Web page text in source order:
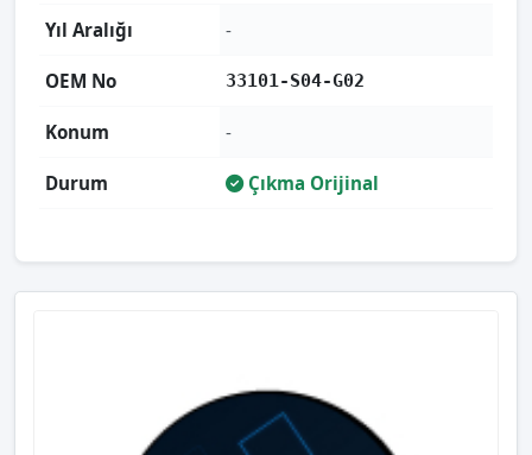
Yıl Aralığı -
OEM No 33101-S04-G02
Konum -
Durum Çıkma Orijinal